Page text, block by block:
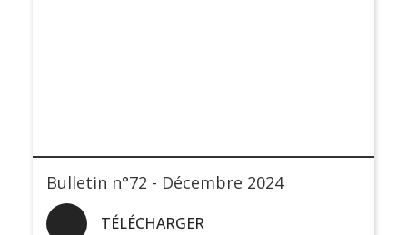
Bulletin n°72 - Décembre 2024
TÉLÉCHARGER